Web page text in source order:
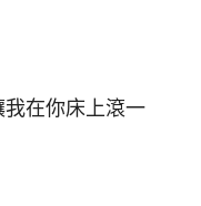
我在你床上滾一